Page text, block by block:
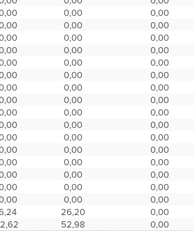
0,00
0,00
0,00
0,00
0,00
0,00
0,00
0,00
0,00
0,00
0,00
0,00
0,00
0,00
0,00
0,00
0,00
0,00
0,00
0,00
0,00
0,00
0,00
0,00
0,00
0,00
0,00
0,00
0,00
0,00
0,00
0,00
26,20
0,00
52,98 0,00